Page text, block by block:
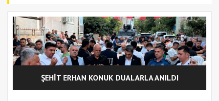
ŞEHİT ERHAN KONUK DUALARLA ANILDI